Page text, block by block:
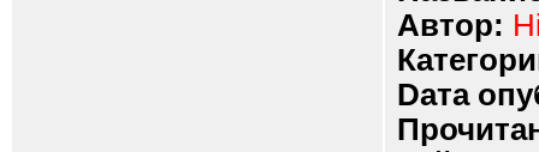
Автор:
Dата